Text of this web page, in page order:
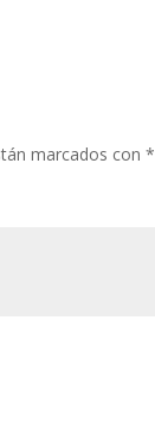
marcados con*